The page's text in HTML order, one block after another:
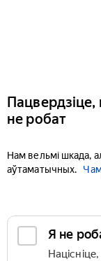
Пацвердзіце,
не робат
Нам вельмі шкада,
аўтаматычных.
Я не